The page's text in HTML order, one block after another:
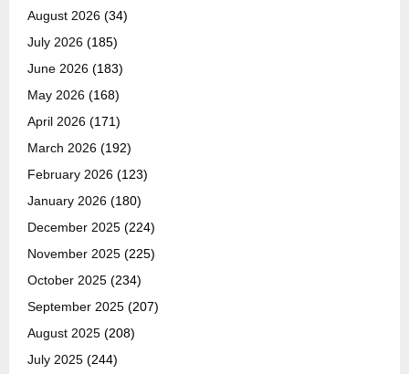
August 2026 (34)
July 2026 (185)
June 2026 (183)
May 2026 (168)
April 2026 (171)
March 2026 (192)
February 2026 (123)
January 2026 (180)
December 2025 (224)
November 2025 (225)
October 2025 (234)
September 2025 (207)
August 2025 (208)
July 2025 (244)